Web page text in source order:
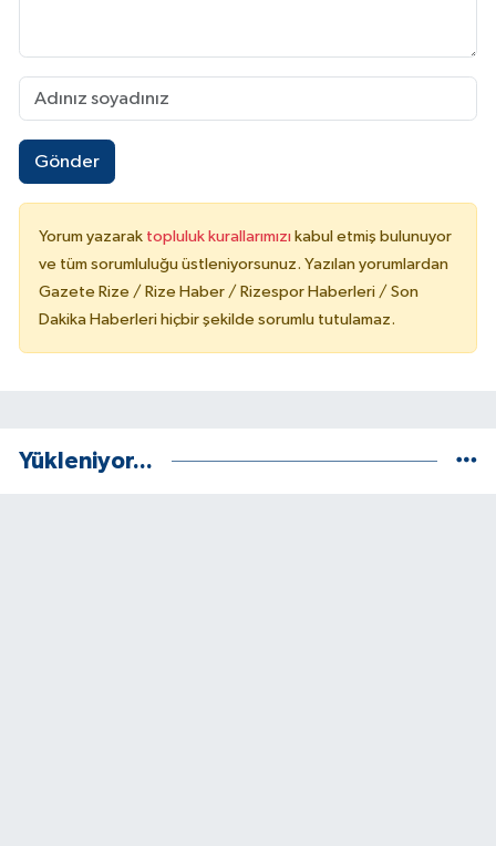
Gönder
Yorum yazarak topluluk kurallarımızı kabul etmiş bulunuyor
ve tüm sorumluluğu üstleniyorsunuz. Yazılan yorumlardan
Gazete Rize / Rize Haber / Rizespor Haberleri / Son
Dakika Haberleri hiçbir şekilde sorumlu tutulamaz.
Yükleniyor...